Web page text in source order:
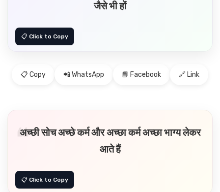
जैसे भी हों
📋 Copy 📲 WhatsApp 📘 Facebook 🔗 Link
अच्छी सोच अच्छे कर्म और अच्छा कर्म अच्छा भाग्य लेकर
आते हैं